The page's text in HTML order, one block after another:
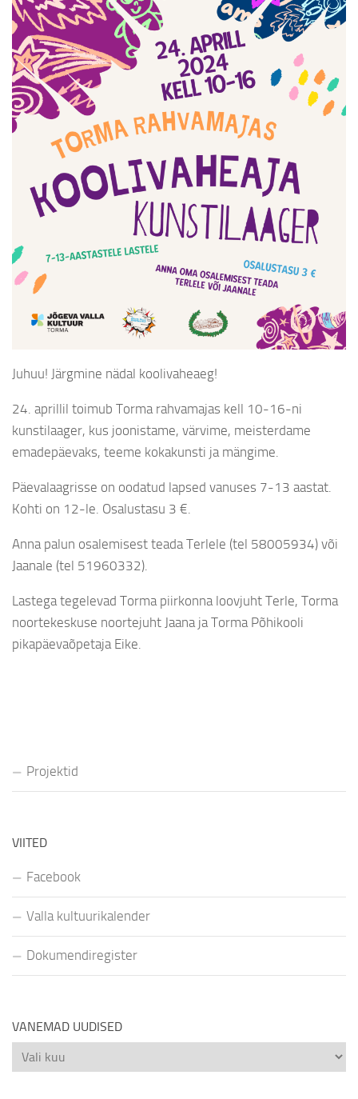
Juhuu! Järgmine nädal koolivaheaeg!
24. aprillil toimub Torma rahvamajas kell 10-16-ni
kunstilaager, kus joonistame, värvime, meisterdame
emadepäevaks, teeme kokakunsti ja mängime.
Päevalaagrisse on oodatud lapsed vanuses 7-13 aastat.
Kohti on 12-le. Osalustasu 3 €.
Anna palun osalemisest teada Terlele (tel 58005934) või
Jaanale (tel 51960332).
Lastega tegelevad Torma piirkonna loovjuht Terle, Torma
noortekeskuse noortejuht Jaana ja Torma Põhikooli
pikapäevaõpetaja Eike.
Projektid
VIITED
Facebook
Valla kultuurikalender
Dokumendiregister
VANEMAD UUDISED
Vanemad
uudised